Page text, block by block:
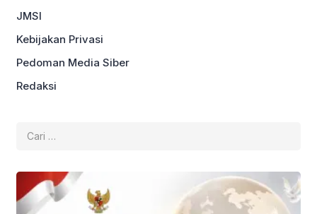
JMSI
Kebijakan Privasi
Pedoman Media Siber
Redaksi
untuk: